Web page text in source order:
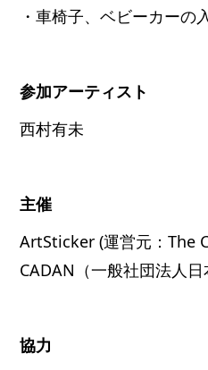
・車椅子、ベビーカーの
参加アーティスト
西村有未
主催
ArtSticker (運営元：The
CADAN（一般社団法人日
協力